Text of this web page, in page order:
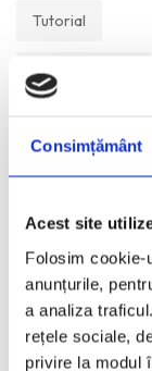
Consimțământ
Acest site
Folosim cookie-
anunțurile,
a analiza
rețele sociale,
privire la modul
Tutorial
Un Muzeu Pe Zi
Visual Postcards
We like
ANI: